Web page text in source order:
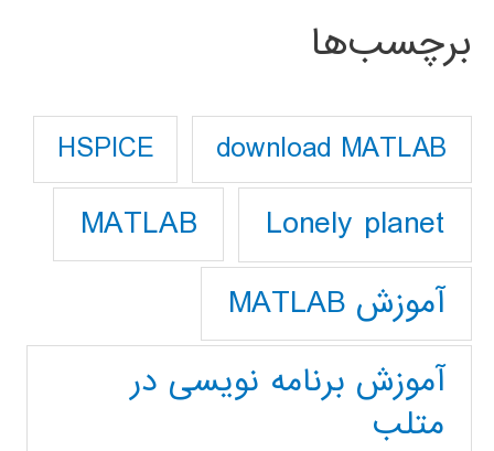
برچسب‌ها
download MATLAB
HSPICE
Lonely planet
MATLAB
آموزش MATLAB
آموزش برنامه نویسی در
متلب